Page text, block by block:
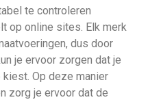
te controleren
op online sites. Elk merk
dus door
je ervoor zorgen dat je
Op deze manier
zorg je ervoor dat de